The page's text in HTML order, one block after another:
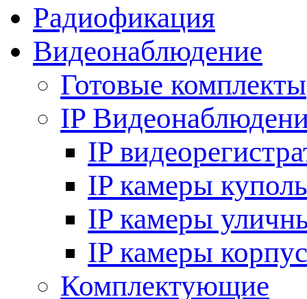
Радиофикация
Видеонаблюдение
Готовые комплекты
IP
IP
IP камеры
IP камеры
IP камеры
Комплектующие